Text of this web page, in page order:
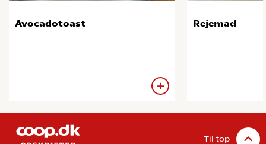
Avocadotoast Rejemad
Til top